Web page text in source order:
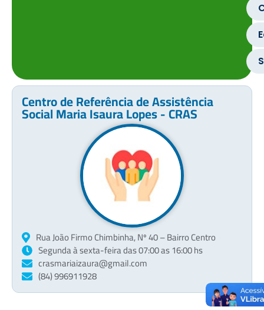
Centro de Referência de Assistência
Social Maria Isaura Lopes - CRAS
Rua João Firmo Chimbinha, Nº 40 – Bairro Centro
Segunda à sexta-feira das 07:00 as 16:00 hs
crasmariaizaura@gmail.com
(84) 996911928